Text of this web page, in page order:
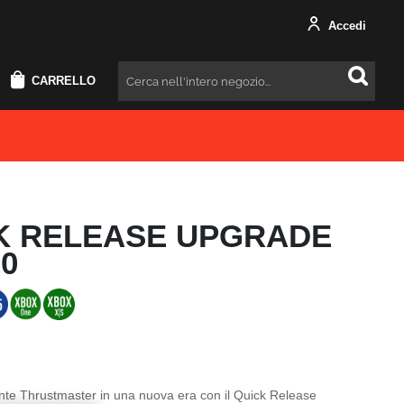
Accedi
CARRELLO Cercare
RELEASE UPGRADE
Thrustmaster in una nuova era con il Quick Release